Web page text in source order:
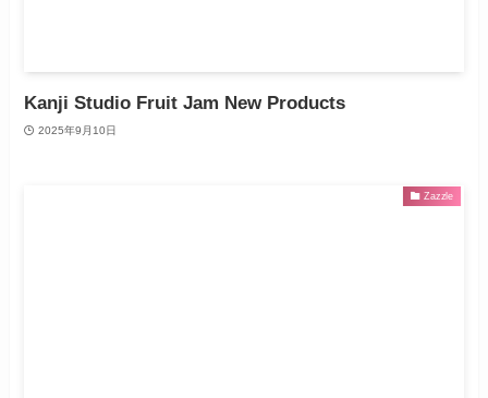
Kanji Studio Fruit Jam New Products
2025年9月10日
Zazzle